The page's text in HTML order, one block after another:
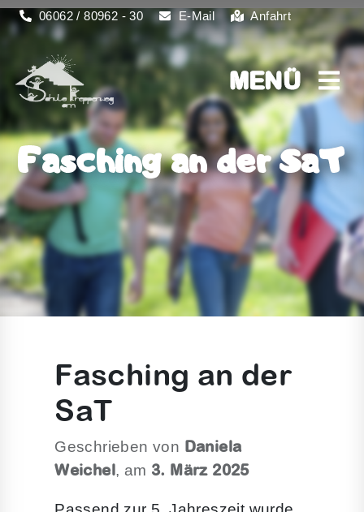
06062 / 80962 - 30 E-Mail Anfahrt
MENÜ
MENÜ
Fasching an der SaT
Fasching an der
SaT
Geschrieben von Daniela
Weichel, am 3. März 2025